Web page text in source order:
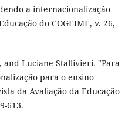
a internacionalização
do COGEIME, v. 26,
and Luciane Stallivieri. "Para
para o ensino
da Avaliação da Educação
613.